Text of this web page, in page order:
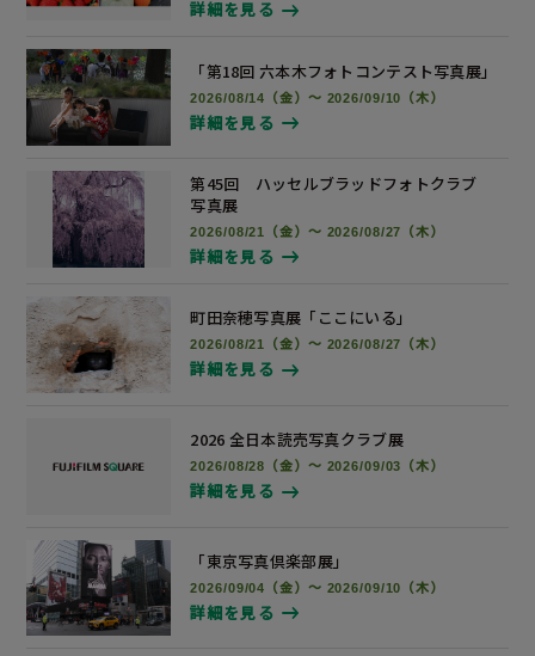
詳細を見る
「第18回 六本木フォトコンテスト写真展」
2026/08/14（金）～ 2026/09/10（木）
詳細を見る
第45回 ハッセルブラッドフォトクラブ
写真展
2026/08/21（金）～ 2026/08/27（木）
詳細を見る
町田奈穂写真展 「ここにいる」
2026/08/21（金）～ 2026/08/27（木）
詳細を見る
2026 全日本読売写真クラブ展
2026/08/28（金）～ 2026/09/03（木）
詳細を見る
「東京写真倶楽部展」
2026/09/04（金）～ 2026/09/10（木）
詳細を見る